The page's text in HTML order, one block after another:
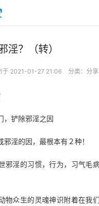
淫？（转）
于 2021-01-27 21:06 分类： 分享
，铲除邪淫之因
邪淫的因，最根本有２种！
邪淫的习惯，行为，习气毛
物众生的灵魂神识附着在我